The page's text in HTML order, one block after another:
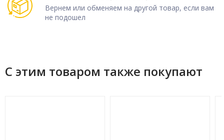
Вернем или обменяем на другой товар, если вам
не подошел
С этим товаром также покупают